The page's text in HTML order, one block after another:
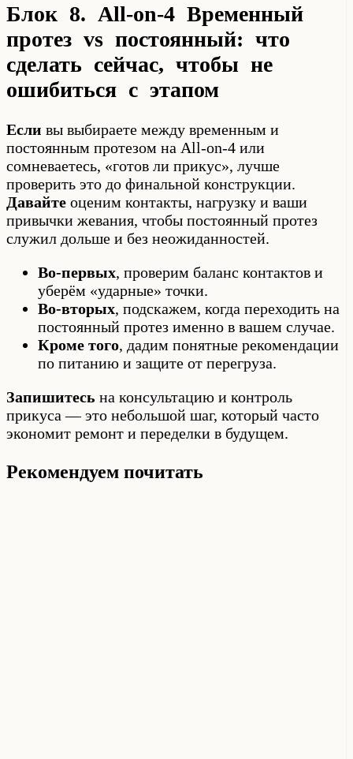
Блок 8. All-on-4 Временный
протез vs постоянный: что
сделать сейчас, чтобы не
ошибиться с этапом
Если вы выбираете между временным и
постоянным протезом на All-on-4 или
сомневаетесь, «готов ли прикус», лучше
проверить это до финальной конструкции.
Давайте оценим контакты, нагрузку и ваши
привычки жевания, чтобы постоянный протез
служил дольше и без неожиданностей.
Во-первых, проверим баланс контактов и
уберём «ударные» точки.
Во-вторых, подскажем, когда переходить на
постоянный протез именно в вашем случае.
Кроме того, дадим понятные рекомендации
по питанию и защите от перегруза.
Запишитесь на консультацию и контроль
прикуса — это небольшой шаг, который часто
экономит ремонт и переделки в будущем.
Рекомендуем почитать